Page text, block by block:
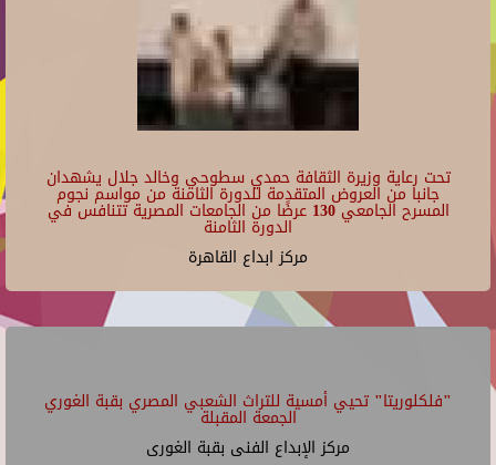
تحت رعاية وزيرة الثقافة حمدي سطوحي وخالد جلال يشهدان
جانبا من العروض المتقدمة للدورة الثامنة من مواسم نجوم
المسرح الجامعي 130 عرضًا من الجامعات المصرية تتنافس في
الدورة الثامنة
مركز ابداع القاهرة
"فلكلوريتا" تحيي أمسية للتراث الشعبي المصري بقبة الغوري
الجمعة المقبلة
مركز الإبداع الفنى بقبة الغورى